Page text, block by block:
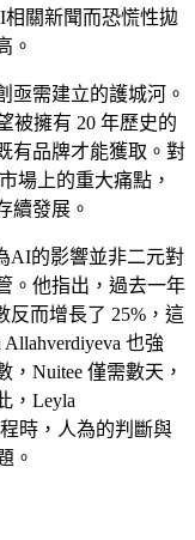
相關新聞而恐慌性拋
。
亟需建立的護城河。
被擁有 20 年歷史的
有品牌才能獲取。對
場上的重大痛點，
續發展。
AI的影響並非二元對
。他指出，過去一年
反而增長了 25%，這
也強
Nuitee 僅需數天，
，Leyla
時，人為的判斷與
。